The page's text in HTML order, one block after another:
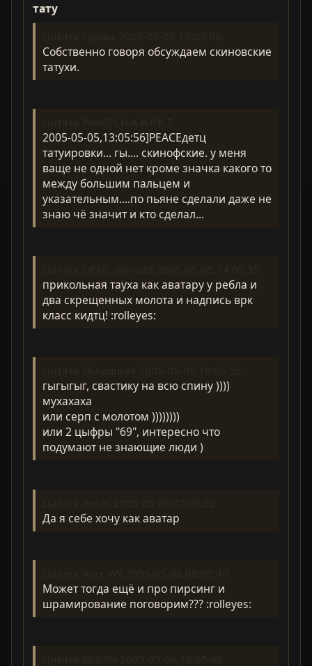
тату
Собственно говоря обсуждаем скиновские
татухи.
2005-05-05,13:05:56]PEACEдетц
татуировки... гы.... скинофские. у меня
ваще не одной нет кроме значка какого то
между большим пальцем и
указательным....по пьяне сделали даже не
знаю чё значит и кто сделал...
прикольная тауха как аватару у ребла и
два скрещенных молота и надпись врк
класс кидтц! :rolleyes:
гыгыгыг, свастику на всю спину ))))
мухахаха
или серп с молотом ))))))))
или 2 цыфры "69", интересно что
подумают не знающие люди )
Да я себе хочу как аватар
Может тогда ещё и про пирсинг и
шрамирование поговорим??? :rolleyes: